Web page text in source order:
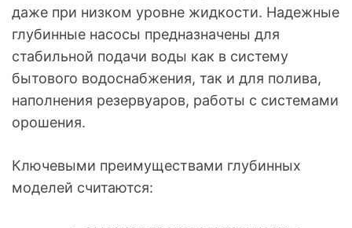
даже при низком уровне жидкости. Надежные
глубинные насосы предназначены для
стабильной подачи воды как в систему
бытового водоснабжения, так и для полива,
наполнения резервуаров, работы с системами
орошения.
Ключевыми преимуществами глубинных
моделей считаются: